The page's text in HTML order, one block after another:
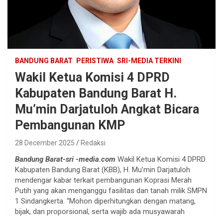
BANDUNG BARAT PERISTIWA SRI-MEDIA TERKINI
Wakil Ketua Komisi 4 DPRD
Kabupaten Bandung Barat H.
Mu’min Darjatuloh Angkat Bicara
Pembangunan KMP
28 December 2025 Redaksi
Bandung Barat-sri -media.com Wakil Ketua Komisi 4 DPRD
Kabupaten Bandung Barat (KBB), H. Mu’min Darjatuloh
mendengar kabar terkait pembangunan Koprasi Merah
Putih yang akan menganggu fasilitas dan tanah milik SMPN
1 Sindangkerta. “Mohon diperhitungkan dengan matang,
bijak, dan proporsional, serta wajib ada musyawarah